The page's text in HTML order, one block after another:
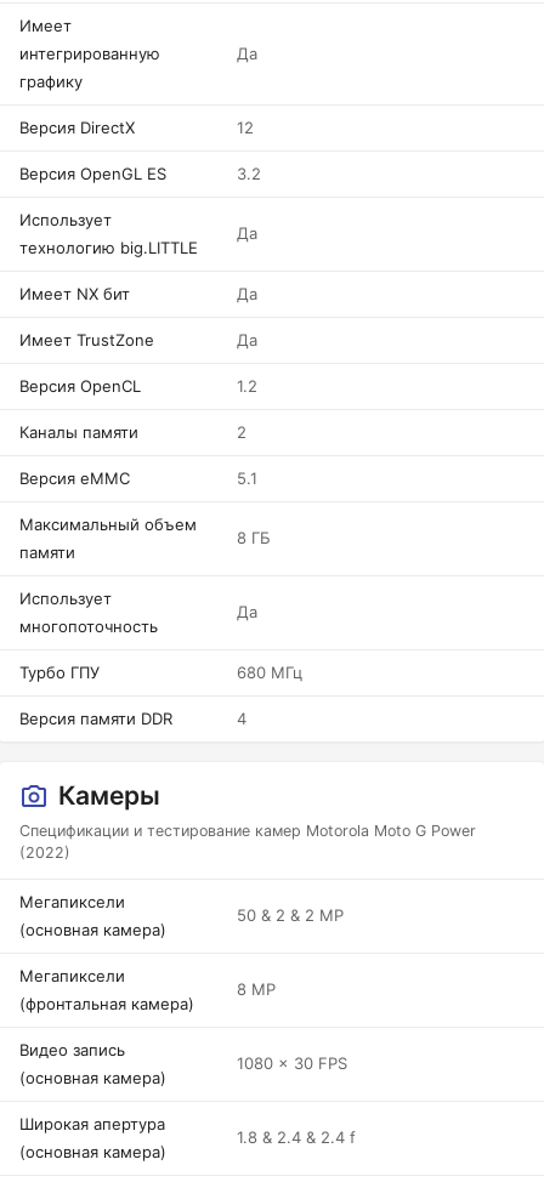
Имеет
интегрированную
графику
Да
Версия DirectX 12
Версия OpenGL ES 3.2
Использует
технологию big.LITTLE
Да
Имеет NX бит Да
Имеет TrustZone Да
Версия OpenCL 1.2
Каналы памяти 2
Версия eMMC 5.1
Максимальный объем
памяти
8 ГБ
Использует
многопоточность
Да
Турбо ГПУ 680 МГц
Версия памяти DDR 4
Камеры
Спецификации и тестирование камер Motorola Moto G Power
(2022)
Мегапиксели
(основная камера)
50 & 2 & 2 MP
Мегапиксели
(фронтальная камера)
8 MP
Видео запись
(основная камера)
1080 x 30 FPS
Широкая апертура
(основная камера)
1.8 & 2.4 & 2.4 f